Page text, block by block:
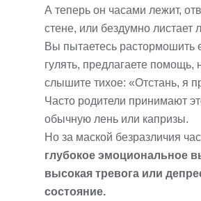
А теперь он часами лежит,
стене, или бездумно листает
Вы пытаетесь растормошить
гулять, предлагаете помощь,
слышите тихое: «Отстань, я
Часто родители принимают
обычную лень или капризы.
Но за маской безразличия
глубокое эмоциональное
высокая тревога или
состояние.